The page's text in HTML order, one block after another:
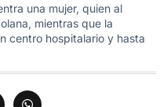
una mujer, quien al
mientras que la
centro hospitalario y hasta